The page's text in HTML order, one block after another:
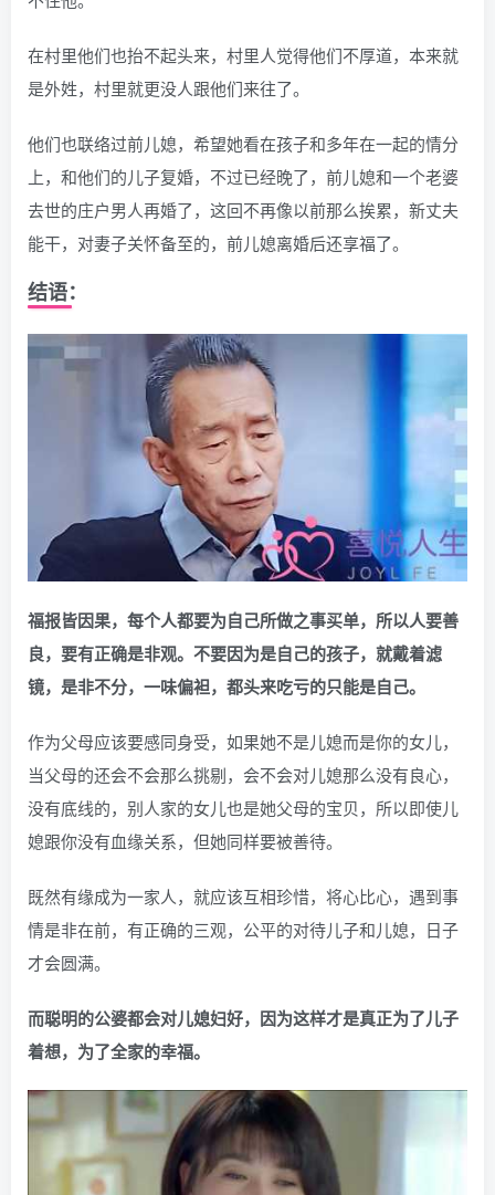
在村里他们也抬不起头来，村里人觉得他们不厚道，本来就
是外姓，村里就更没人跟他们来往了。
他们也联络过前儿媳，希望她看在孩子和多年在一起的情分
上，和他们的儿子复婚，不过已经晚了，前儿媳和一个老婆
去世的庄户男人再婚了，这回不再像以前那么挨累，新丈夫
能干，对妻子关怀备至的，前儿媳离婚后还享福了。
结语：
福报皆因果，每个人都要为自己所做之事买单，所以人要善
良，要有正确是非观。不要因为是自己的孩子，就戴着滤
镜，是非不分，一味偏袒，都头来吃亏的只能是自己。
作为父母应该要感同身受，如果她不是儿媳而是你的女儿，
当父母的还会不会那么挑剔，会不会对儿媳那么没有良心，
没有底线的，别人家的女儿也是她父母的宝贝，所以即使儿
媳跟你没有血缘关系，但她同样要被善待。
既然有缘成为一家人，就应该互相珍惜，将心比心，遇到事
情是非在前，有正确的三观，公平的对待儿子和儿媳，日子
才会圆满。
而聪明的公婆都会对儿媳妇好，因为这样才是真正为了儿子
着想，为了全家的幸福。